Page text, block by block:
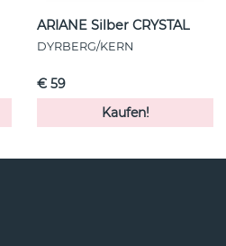
ARIANE Silber CRYSTAL
DYRBERG/KERN
€ 59
Kaufen!